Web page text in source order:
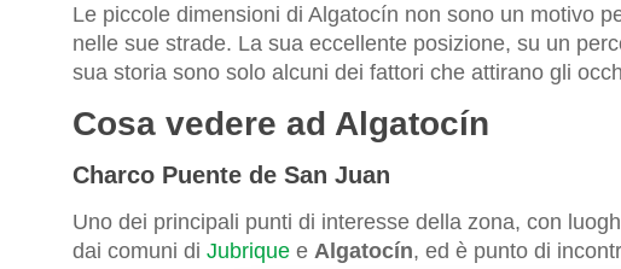
Le piccole dimensioni di Algatocín non sono un motivo
nelle sue strade. La sua eccellente posizione, su un
sua storia sono solo alcuni dei fattori che attirano gli
Cosa vedere ad Algatocín
Charco Puente de San Juan
Uno dei principali punti di interesse della zona, con
dai comuni di Jubrique e Algatocín, ed è punto di